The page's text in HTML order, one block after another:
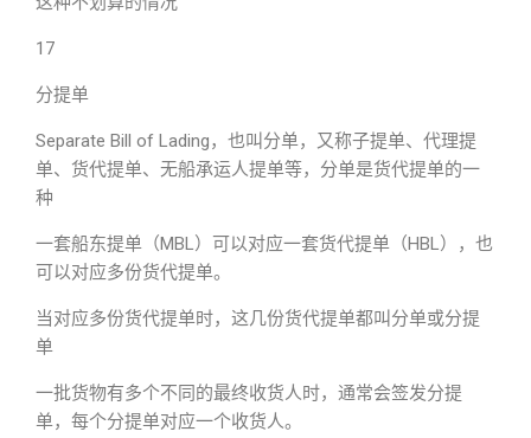
17
分提单
Separate Bill of Lading，也叫分单，又称子提单、代理提
单、货代提单、无船承运人提单等，分单是货代提单的一
种
一套船东提单（MBL）可以对应一套货代提单（HBL），也
可以对应多份货代提单。
当对应多份货代提单时，这几份货代提单都叫分单或分提
单
一批货物有多个不同的最终收货人时，通常会签发分提
单，每个分提单对应一个收货人。